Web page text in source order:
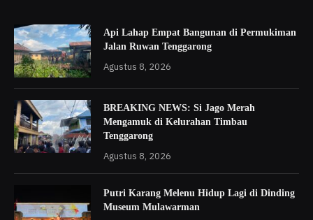
Api Lahap Empat Bangunan di Permukiman
Jalan Ruwan Tenggarong
Agustus 8, 2026
BREAKING NEWS: Si Jago Merah
Mengamuk di Kelurahan Timbau
Tenggarong
Agustus 8, 2026
Putri Karang Melenu Hidup Lagi di Dinding
Museum Mulawarman